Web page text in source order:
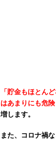
「貯金もほとん
はあまりにも危険
増します。
また、コロナ禍